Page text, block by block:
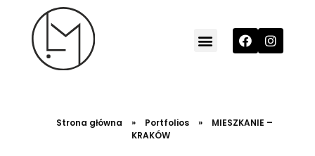
Strona główna » Portfolios »
MIESZKANIE –
KRAKÓW